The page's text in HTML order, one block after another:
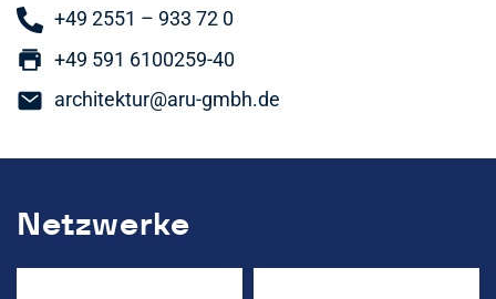
+49 2551 – 933 72 0
+49 591 6100259-40
architektur@aru-gmbh.de
Netzwerke